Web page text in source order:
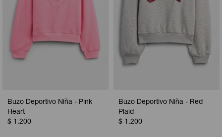
Buzo Deportivo Niña - Pink
Heart
$ 1.200
Buzo Deportivo Niña - Red
Plaid
$ 1.200